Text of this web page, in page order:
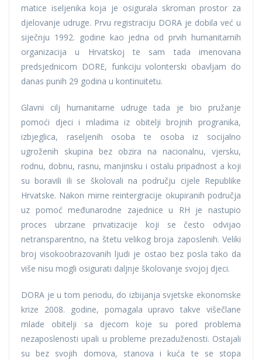
matice iseljenika koja je osigurala skroman prostor za
djelovanje udruge. Prvu registraciju DORA je dobila već u
siječnju 1992. godine kao jedna od prvih humanitarnih
organizacija u Hrvatskoj te sam tada imenovana
predsjednicom DORE, funkciju volonterski obavljam do
danas punih 29 godina u kontinuitetu.
Glavni cilj humanitarne udruge tada je bio pružanje
pomoći djeci i mladima iz obitelji brojnih progranika,
izbjeglica, raseljenih osoba te osoba iz socijalno
ugroženih skupina bez obzira na nacionalnu, vjersku,
rodnu, dobnu, rasnu, manjinsku i ostalu pripadnost a koji
su boravili ili se školovali na području cijele Republike
Hrvatske. Nakon mirne reintergracije okupiranih područja
uz pomoć međunarodne zajednice u RH je nastupio
proces ubrzane privatizacije koji se često odvijao
netransparentno, na štetu velikog broja zaposlenih. Veliki
broj visokoobrazovanih ljudi je ostao bez posla tako da
više nisu mogli osigurati daljnje školovanje svojoj djeci.
DORA je u tom periodu, do izbijanja svjetske ekonomske
krize 2008. godine, pomagala upravo takve višečlane
mlade obitelji sa djecom koje su pored problema
nezaposlenosti upali u probleme prezaduženosti. Ostajali
su bez svojih domova, stanova i kuća te se stopa